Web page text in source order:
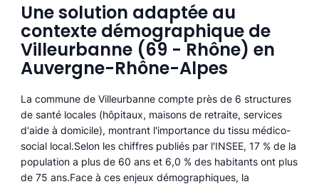
Une solution adaptée au
contexte démographique de
Villeurbanne (69 - Rhône) en
Auvergne-Rhône-Alpes
La commune de Villeurbanne compte près de 6 structures
de santé locales (hôpitaux, maisons de retraite, services
d'aide à domicile), montrant l'importance du tissu médico-
social local.Selon les chiffres publiés par l'INSEE, 17 % de la
population a plus de 60 ans et 6,0 % des habitants ont plus
de 75 ans.Face à ces enjeux démographiques, la